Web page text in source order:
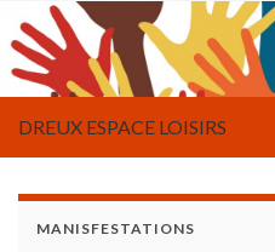
DREUX ESPACE LOISIRS
MANISFESTATIONS